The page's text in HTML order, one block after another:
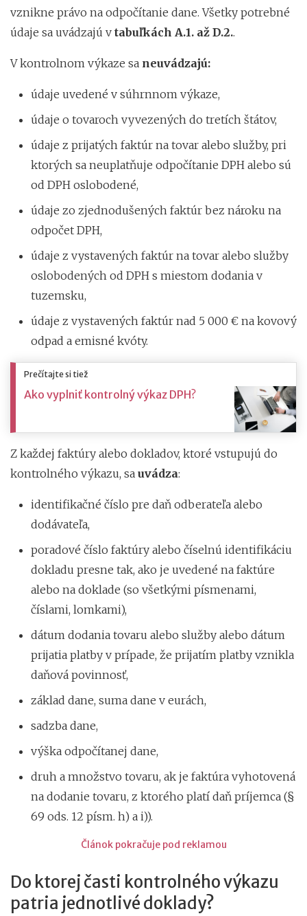
vznikne právo na odpočítanie dane. Všetky potrebné
údaje sa uvádzajú v tabuľkách A.1. až D.2..
V kontrolnom výkaze sa neuvádzajú:
údaje uvedené v súhrnnom výkaze,
údaje o tovaroch vyvezených do tretích štátov,
údaje z prijatých faktúr na tovar alebo služby, pri
ktorých sa neuplatňuje odpočítanie DPH alebo sú
od DPH oslobodené,
údaje zo zjednodušených faktúr bez nároku na
odpočet DPH,
údaje z vystavených faktúr na tovar alebo služby
oslobodených od DPH s miestom dodania v
tuzemsku,
údaje z vystavených faktúr nad 5 000 € na kovový
odpad a emisné kvóty.
Prečítajte si tiež
Ako vyplniť kontrolný výkaz DPH?
Z každej faktúry alebo dokladov, ktoré vstupujú do
kontrolného výkazu, sa uvádza:
identifikačné číslo pre daň odberateľa alebo
dodávateľa,
poradové číslo faktúry alebo číselnú identifikáciu
dokladu presne tak, ako je uvedené na faktúre
alebo na doklade (so všetkými písmenami,
číslami, lomkami),
dátum dodania tovaru alebo služby alebo dátum
prijatia platby v prípade, že prijatím platby vznikla
daňová povinnosť,
základ dane, suma dane v eurách,
sadzba dane,
výška odpočítanej dane,
druh a množstvo tovaru, ak je faktúra vyhotovená
na dodanie tovaru, z ktorého platí daň príjemca (§
69 ods. 12 písm. h) a i)).
Článok pokračuje pod reklamou
Do ktorej časti kontrolného výkazu
patria jednotlivé doklady?